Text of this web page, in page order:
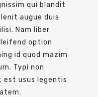
qui blandit
augue duis
Nam liber
option
id quod mazim
Typi non
usus legentis